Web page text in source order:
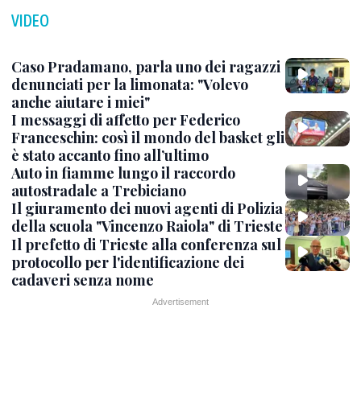
VIDEO
Caso Pradamano, parla uno dei ragazzi
denunciati per la limonata: "Volevo
anche aiutare i miei"
I messaggi di affetto per Federico
Franceschin: così il mondo del basket gli
è stato accanto fino all’ultimo
Auto in fiamme lungo il raccordo
autostradale a Trebiciano
Il giuramento dei nuovi agenti di Polizia
della scuola "Vincenzo Raiola" di Trieste
Il prefetto di Trieste alla conferenza sul
protocollo per l'identificazione dei
cadaveri senza nome